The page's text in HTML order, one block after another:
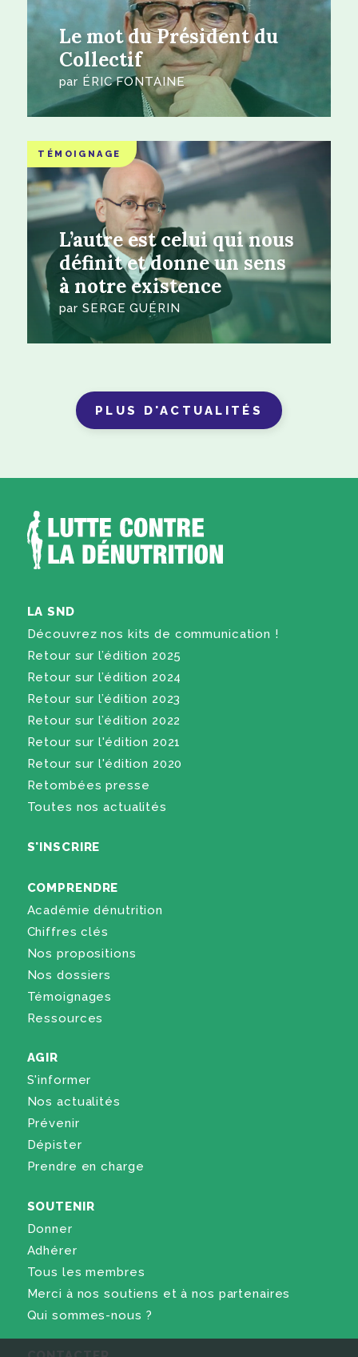
Le mot du Président du
Collectif
par ÉRIC FONTAINE
TÉMOIGNAGE
L’autre est celui qui nous
définit et donne un sens
à notre existence
par SERGE GUÉRIN
PLUS D'ACTUALITÉS
LA SND
Découvrez nos kits de communication !
Retour sur l’édition 2025
Retour sur l’édition 2024
Retour sur l’édition 2023
Retour sur l’édition 2022
Retour sur l'édition 2021
Retour sur l'édition 2020
Retombées presse
Toutes nos actualités
S'INSCRIRE
COMPRENDRE
Académie dénutrition
Chiffres clés
Nos propositions
Nos dossiers
Témoignages
Ressources
AGIR
S'informer
Nos actualités
Prévenir
Dépister
Prendre en charge
SOUTENIR
Donner
Adhérer
Tous les membres
Merci à nos soutiens et à nos partenaires
Qui sommes-nous ?